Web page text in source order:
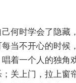
何时学会了隐藏
当不开心的时候
着一个人的独角
关上门，拉上窗